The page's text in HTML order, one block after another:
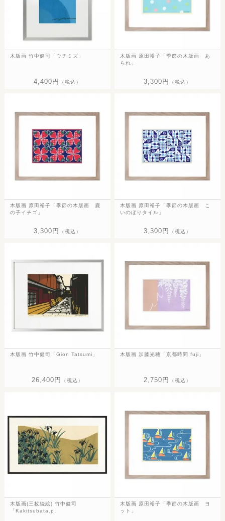
木版画 竹中健司「ウチミズ」
4,400円 （税込）
木版画 原田裕子「季節の木版画 あ
られ」
3,300円 （税込）
木版画 原田裕子「季節の木版画 鹿
の子イチゴ」
3,300円 （税込）
木版画 原田裕子「季節の木版画 こ
いのぼりタイル」
3,300円 （税込）
木版画 竹中健司「Gion Tatsumi」
26,400円 （税込）
木版画 加藤光穂「京都時間 fuji」
2,750円 （税込）
木版画(三枚続絵) 竹中健司
「Kakitsubata.p」
木版画 原田裕子「季節の木版画 ヨ
ット」